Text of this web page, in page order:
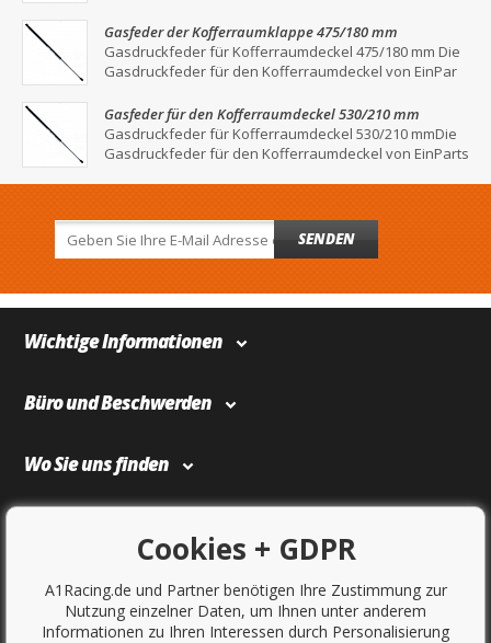
Gasfeder der Kofferraumklappe 475/180 mm
Gasdruckfeder für Kofferraumdeckel 475/180 mm Die
Gasdruckfeder für den Kofferraumdeckel von EinPar
Gasfeder für den Kofferraumdeckel 530/210 mm
Gasdruckfeder für Kofferraumdeckel 530/210 mmDie
Gasdruckfeder für den Kofferraumdeckel von EinParts
SENDEN
Wichtige Informationen
Büro und Beschwerden
Wo Sie uns finden
Cookies + GDPR
A1Racing.de und Partner benötigen Ihre Zustimmung zur
Nutzung einzelner Daten, um Ihnen unter anderem
Informationen zu Ihren Interessen durch Personalisierung